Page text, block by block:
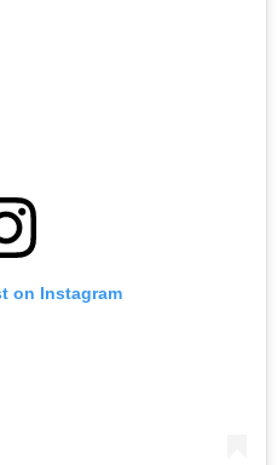
on Instagram